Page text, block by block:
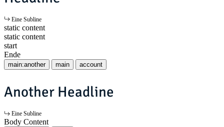
Eine Subline
static content
static content
start
Ende
main:another main account
Another Headline
Eine Subline
Body Content